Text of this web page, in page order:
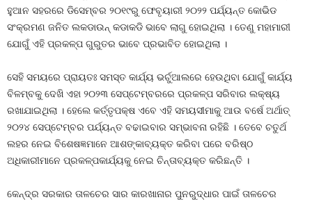
ହୁଆନ ସହରରେ ଡିସେମ୍ବର ୨୦୧୯ରୁ ଫେବୃୟାରୀ ୨୦୨୨ ପର୍ଯ୍ୟନ୍ତ କୋଭିଡ
ସଂକ୍ରମଣ ଜନିତ ଲକଡାଉନ୍‍ କଡାକଡି ଭାବେ ଲାଗୁ ହୋଇଥିଲା । ତେଣୁ ମହାମାରୀ
ଯୋଗୁଁ ଏହି ପ୍ରକଳ୍ପ ଗୁରୁତର ଭାବେ ପ୍ରଭାବିତ ହୋଇଥିଲା ।
ସେହି ସମୟରେ ପ୍ରାୟତଃ ସମସ୍ତ କାର୍ଯ୍ୟ ଭର୍ଚୁଆଲରେ ହେଉଥିବା ଯୋଗୁଁ କାର୍ଯ୍ୟ
ବିଳମ୍ବକୁ ଦେଖି ଏହା ୨୦୨୩ ସେପ୍ଟେମ୍ବରରେ ପ୍ରକଳ୍ପ ସରିବାର ଲକ୍ଷ୍ୟ
ରଖାଯାଇଥିଲା । ହେଲେ କର୍ତ୍ତୃପକ୍ଷ ଏବେ ଏହି ସମୟସୀମାକୁ ଆଉ ବର୍ଷେ ଅର୍ଥାତ୍‍
୨୦୨୪ ସେପ୍ଟେମ୍ବର ପର୍ଯ୍ୟନ୍ତ ବଢାଇବାର ସମ୍ଭାବନା ରହିଛି । ତେବେ ଚତୁର୍ଥ
ଲହର ନେଇ ବିଶେଷଜ୍ଞମାନେ ଆଶଙ୍କାବ୍ୟକ୍ତ କରିବା ପରେ ବରିଷ୍ଠ
ଅଧିକାରୀମାନେ ପ୍ରକଳ୍ପକାର୍ଯ୍ୟକୁ ନେଇ ଚିନ୍ତାବ୍ୟକ୍ତ କରିଛନ୍ତି ।
କେନ୍ଦ୍ର ସରକାର ତାଳଚେର ସାର କାରଖାନାର ପୁନରୁଦ୍ଧାର ପାଇଁ ତାଳଚେର